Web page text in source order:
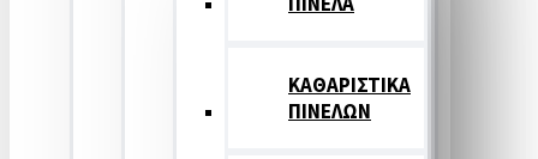
ΚΑΘΑΡΙΣΤΙΚΑ
ΠΙΝΕΛΩΝ